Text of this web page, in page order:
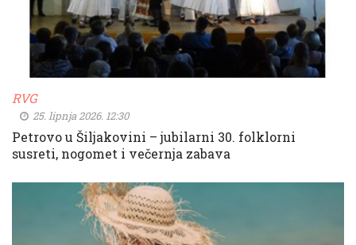
RVG
25. lipnja 2026. 12:30
Petrovo u Šiljakovini – jubilarni 30. folklorni
susreti, nogomet i večernja zabava